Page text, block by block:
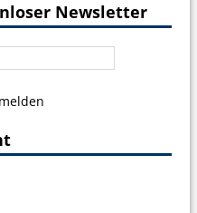
Newsletter